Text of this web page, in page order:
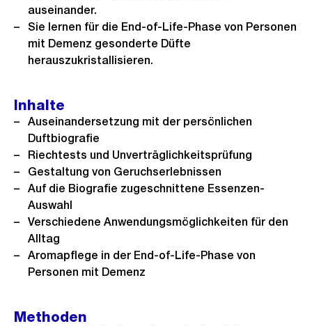
auseinander.
Sie lernen für die End-of-Life-Phase von Personen
mit Demenz gesonderte Düfte
herauszukristallisieren.
Inhalte
Auseinandersetzung mit der persönlichen
Duftbiografie
Riechtests und Unverträglichkeitsprüfung
Gestaltung von Geruchserlebnissen
Auf die Biografie zugeschnittene Essenzen-
Auswahl
Verschiedene Anwendungsmöglichkeiten für den
Alltag
Aromapflege in der End-of-Life-Phase von
Personen mit Demenz
Methoden